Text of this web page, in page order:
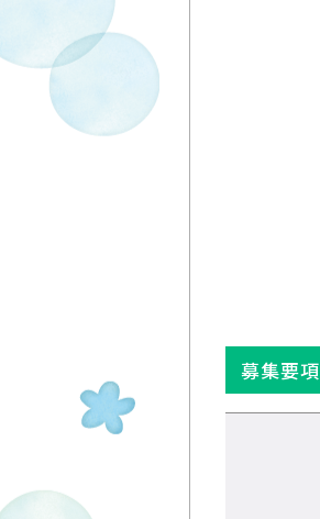
募集要項